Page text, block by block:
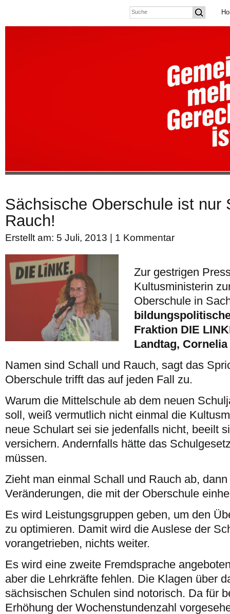
Sächsische Oberschule ist nur
Rauch!
Erstellt am: 5 Juli, 2013 | 1 Kommentar
Zur gestrigen
Kultusministerin
Oberschule in
Fraktion DIE
Landtag,
Namen sind Schall und Rauch, sagt das
Oberschule trifft das auf jeden Fall zu.
Warum die Mittelschule ab dem neuen
soll, weiß vermutlich nicht einmal die
neue Schulart sei sie jedenfalls nicht, beeilt
versichern. Andernfalls hätte das
müssen.
Zieht man einmal Schall und Rauch ab,
Veränderungen, die mit der Oberschule
Es wird Leistungsgruppen geben, um den
zu optimieren. Damit wird die Auslese der
vorangetrieben, nichts weiter.
Es wird eine zweite Fremdsprache
aber die Lehrkräfte fehlen. Die Klagen über
sächsischen Schulen sind notorisch. Da für
Erhöhung der Wochenstundenzahl